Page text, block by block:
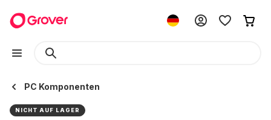
PC Komponenten
NICHT AUF LAGER